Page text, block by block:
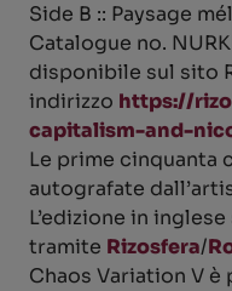
Side B :: Paysage
Catalogue no.
disponibile sul sito
indirizzo https://
capitalism-and-
Le prime cinquanta
autografate
L’edizione in
tramite Rizosfera/
Chaos Variation V